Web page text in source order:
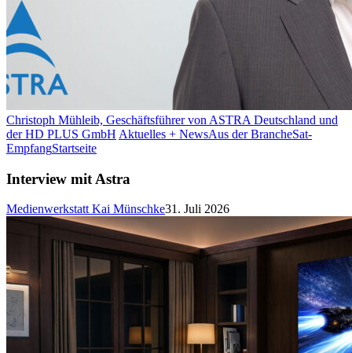
Christoph Mühleib, Geschäftsführer von ASTRA Deutschland und
der HD PLUS GmbH Aktuelles + NewsAus der BrancheSat-
EmpfangStartseite
Interview mit Astra
Medienwerkstatt Kai Münschke31. Juli 2026